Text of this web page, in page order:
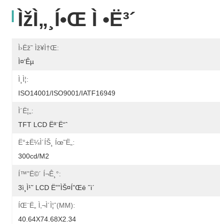
Ìžì„¸í•œ Ì •ë³´
Ì›ëž˜ Ìž¥ì†Œ:
Ì¤‘êµ­
Ì¸ì¦:
ISO14001/ISO9001/IATF16949
Ì´ë¦„:
TFT LCD Ëª¨ë“ˆ
Ë°±ë¼ì´íŠ¸ Íœ˜ë„:
300cd/m2
Í™”ë©´ Í¬ê¸°:
3ì¸ì¹˜ LCD Ë””ìŠ¤í”Œë ˆì´
ÍŒ¨ë„ Ì‚¬ì´ì¦ˆ(MM):
40.64X74.68X2.34